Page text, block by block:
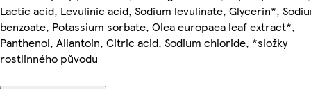
Lactic acid, Levulinic acid, Sodium levulinate, Glycerin*,
benzoate, Potassium sorbate, Olea europaea leaf extract*,
Panthenol, Allantoin, Citric acid, Sodium chloride, *složky
rostlinného původu